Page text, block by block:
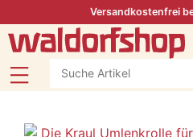
Versandkostenfrei